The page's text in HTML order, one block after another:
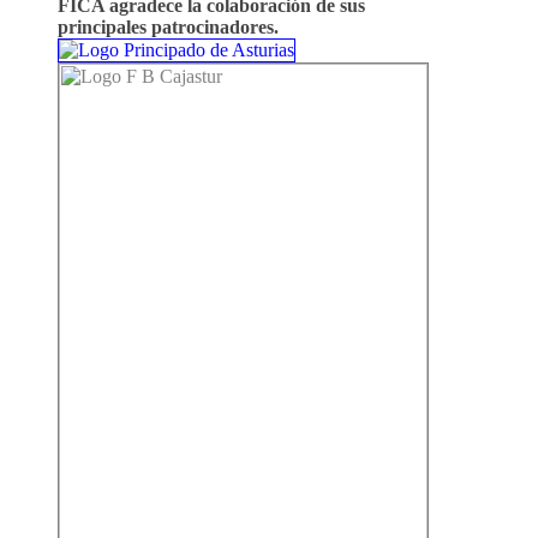
FICA agradece la colaboración de sus
principales patrocinadores.